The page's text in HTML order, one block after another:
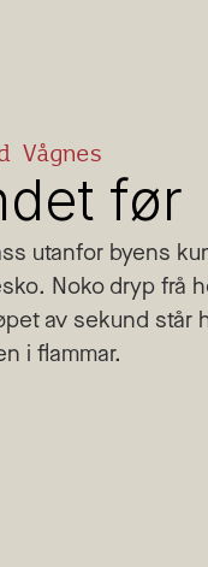
Vågnes
før
utanfor byens
Noko dryp frå
av sekund står
i flammar.